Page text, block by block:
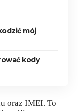
mój
kody
oraz IMEI. To